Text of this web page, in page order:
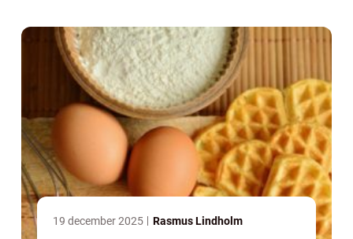
19 december 2025 Rasmus Lindholm